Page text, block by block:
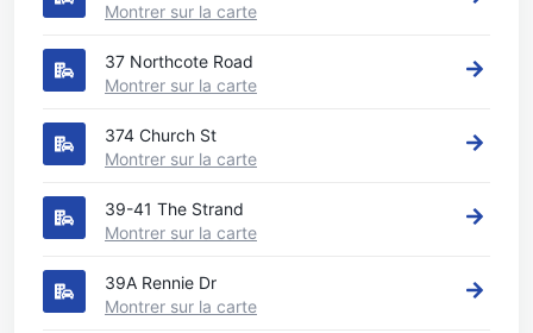
Montrer sur la carte
37 Northcote Road
Montrer sur la carte
374 Church St
Montrer sur la carte
39-41 The Strand
Montrer sur la carte
39A Rennie Dr
Montrer sur la carte